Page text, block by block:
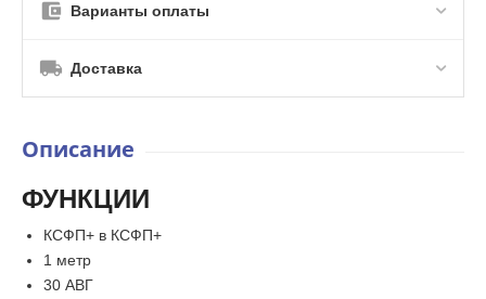
Варианты оплаты
Доставка
Описание
ФУНКЦИИ
КСФП+ в КСФП+
1 метр
30 АВГ